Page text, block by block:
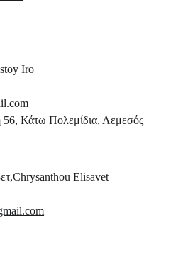
Iro
Κάτω Πολεμίδια, Λεμεσός
Elisavet